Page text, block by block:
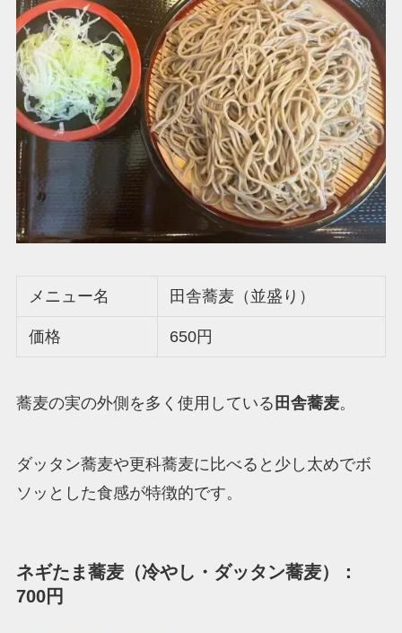
メニュー名 田舎蕎麦（並盛り）
価格 650円
蕎麦の実の外側を多く使用している 田舎蕎麦。
ダッタン蕎麦や更科蕎麦に比べると少し太めでボ
ソッとした食感が特徴的です。
ネギたま蕎麦（冷やし・ダッタン蕎麦）：
700円